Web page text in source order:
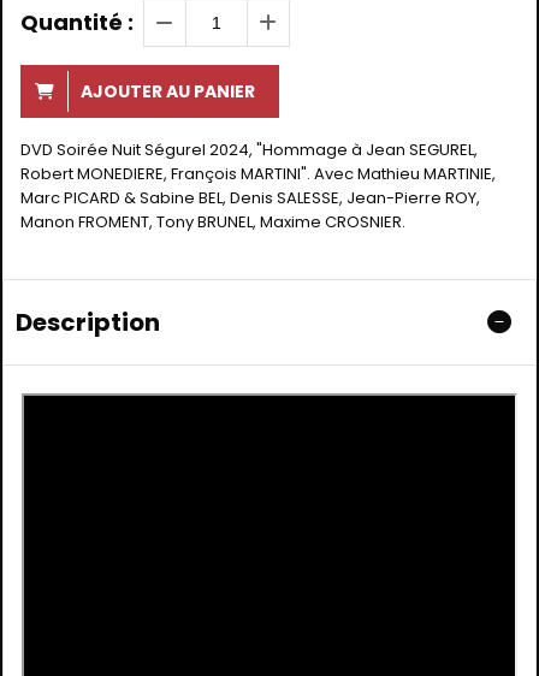
Quantité :
AJOUTER AU PANIER
DVD Soirée Nuit Ségurel 2024, "Hommage à Jean SEGUREL,
Robert MONEDIERE, François MARTINI". Avec Mathieu MARTINIE,
Marc PICARD & Sabine BEL, Denis SALESSE, Jean-Pierre ROY,
Manon FROMENT, Tony BRUNEL, Maxime CROSNIER.
Description